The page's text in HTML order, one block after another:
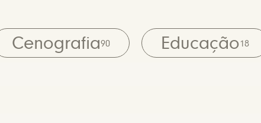
Cenografia90 Educação18